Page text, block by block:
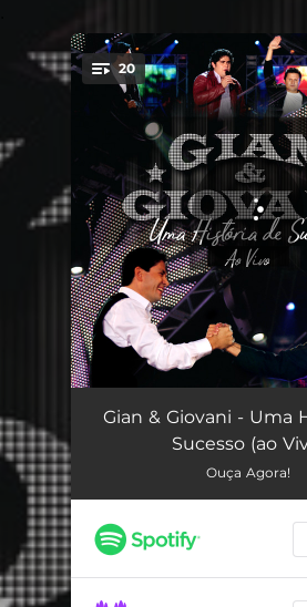
You're all set!
20
Põe Pra Ferver - Ao Vivo
Gian & Giovani - Uma
Sucesso (ao
Ouça Agora!